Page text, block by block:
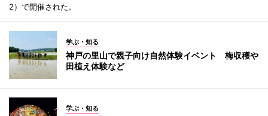
2）で開催された。
学ぶ・知る
神戸の里山で親子向け自然体験イベント 梅収穫や
田植え体験など
学ぶ・知る